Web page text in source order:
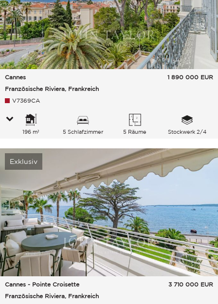
Cannes
Französische Riviera, Frankreich
1 890 000 EUR
V7369CA
196 m² 5 Schlafzimmer 5 Räume Stockwerk 2/4
Exklusiv
Cannes - Pointe Croisette
Französische Riviera, Frankreich
3 710 000 EUR